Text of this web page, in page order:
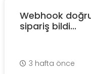
Webhook
sipariş bildi...
3 hafta önce